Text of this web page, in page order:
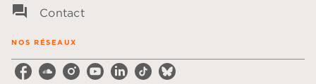
question_answer Contact
NOS RÉSEAUX